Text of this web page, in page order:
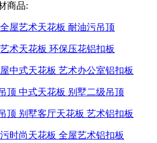
商品:
屋艺术天花板 耐油污吊顶
术天花板 环保压花铝扣板
中式天花板 艺术办公室铝扣板
顶 中式天花板 别墅二级吊顶
顶 别墅客厅天花板 艺术铝扣板
时尚天花板 全屋艺术铝扣板